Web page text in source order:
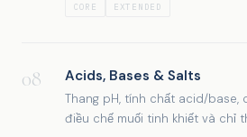
CORE EXTENDED
08 Acids, Bases & Salts
Thang pH, tính chất acid/base,
điều chế muối tinh khiết và chỉ